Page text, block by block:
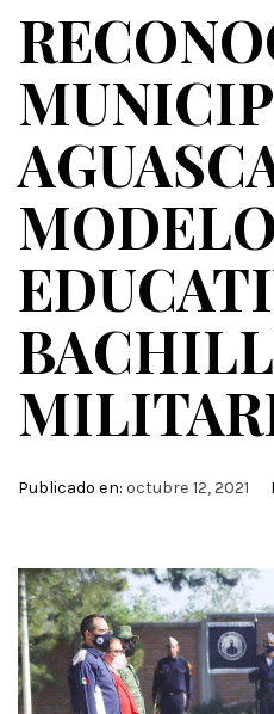
MODELO
Publicado en: octubre 12, 2021